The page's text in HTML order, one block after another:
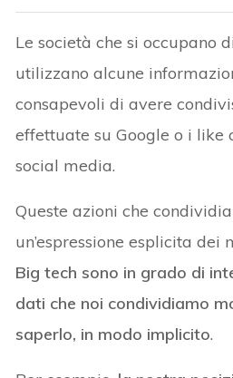
Le società che si occupano
utilizzano alcune
consapevoli di avere
effettuate su Google o i like
social media.
Queste azioni che
un’espressione esplicita dei
Big tech sono in grado di
dati che noi condividiamo
saperlo, in modo implicito.